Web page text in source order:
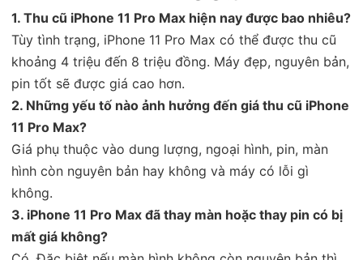
1. Thu cũ iPhone 11 Pro Max hiện nay được bao nhiêu?
Tùy tình trạng, iPhone 11 Pro Max có thể được thu cũ
khoảng 4 triệu đến 8 triệu đồng. Máy đẹp, nguyên bản,
pin tốt sẽ được giá cao hơn.
2. Những yếu tố nào ảnh hưởng đến giá thu cũ iPhone
11 Pro Max?
Giá phụ thuộc vào dung lượng, ngoại hình, pin, màn
hình còn nguyên bản hay không và máy có lỗi gì
không.
3. iPhone 11 Pro Max đã thay màn hoặc thay pin có bị
mất giá không?